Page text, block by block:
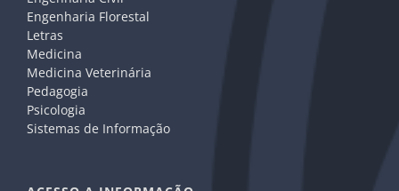
Engenharia Florestal
Letras
Medicina
Medicina Veterinária
Pedagogia
Psicologia
Sistemas de Informação